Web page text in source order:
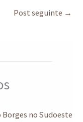
e
Post seguinte →